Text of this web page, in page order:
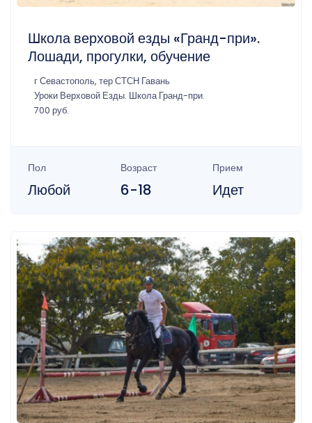
Школа верховой езды «Гранд-при».
Лошади, прогулки, обучение
г Севастополь, тер СТСН Гавань
Уроки Верховой Езды. Школа Гранд-при.
700 руб.
Пол
Любой
Возраст
6-18
Прием
Идет